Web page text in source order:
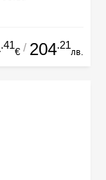
.41
€ / 204.21
лв.